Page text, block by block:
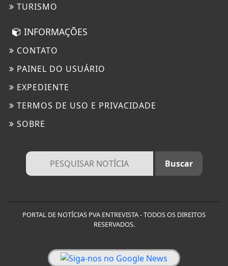
TURISMO
INFORMAÇÕES
CONTATO
PAINEL DO USUÁRIO
EXPEDIENTE
TERMOS DE USO E PRIVACIDADE
SOBRE
PORTAL DE NOTÍCIAS PVA ENTREVISTA - TODOS OS DIREITOS
RESERVADOS.